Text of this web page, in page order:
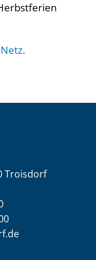
Troisdorf